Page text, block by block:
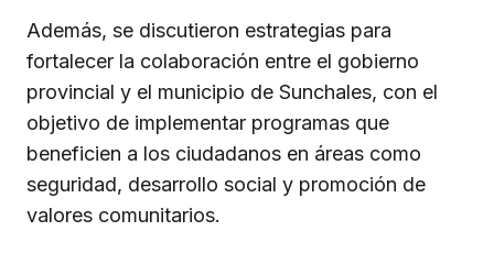
Además, se discutieron estrategias para
fortalecer la colaboración entre el gobierno
provincial y el municipio de Sunchales, con el
objetivo de implementar programas que
beneficien a los ciudadanos en áreas como
seguridad, desarrollo social y promoción de
valores comunitarios.